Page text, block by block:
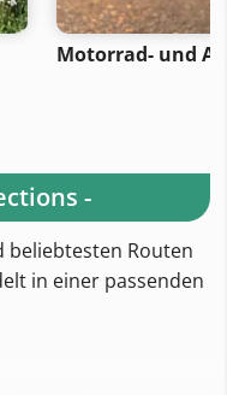
Motorrad- und
-
beliebtesten Routen
in einer passenden